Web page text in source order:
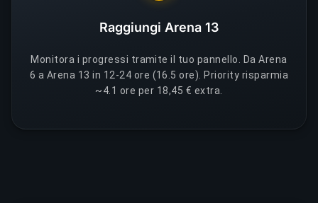
Raggiungi Arena 13
Monitora i progressi tramite il tuo pannello. Da Arena
6 a Arena 13 in 12-24 ore (16.5 ore). Priority risparmia
~4.1 ore per 18,45 € extra.